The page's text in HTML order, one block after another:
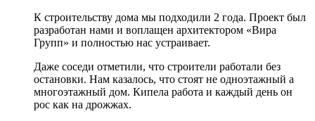
К строительству дома мы подходили 2 года. Проект был
разработан нами и воплащен архитектором «Вира
Групп» и полностью нас устраивает.
Даже соседи отметили, что строители работали без
остановки. Нам казалось, что стоят не одноэтажный а
многоэтажный дом. Кипела работа и каждый день он
рос как на дрожжах.